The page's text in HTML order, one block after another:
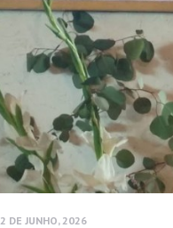
2 DE JUNHO, 2026